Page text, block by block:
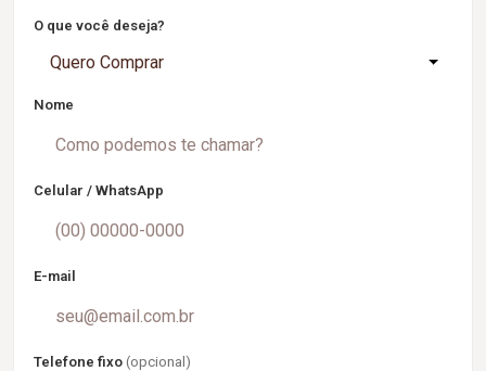
O que você deseja?
Quero Comprar
Nome
Celular / WhatsApp
E-mail
Telefone fixo (opcional)